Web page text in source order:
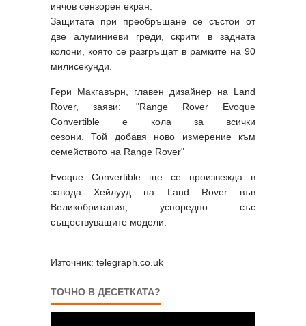
инчов сензорен екран.
Защитата при преобръщане се състои от
две алуминиеви греди, скрити в задната
колони, която се разгръщат в рамките на 90
милисекунди.
Гери Макгавърн, главен дизайнер на Land
Rover, заяви: "Range Rover Evoque
Convertible е кола за всички
сезони. Той добавя ново измерение към
семейството на Range Rover"
Evoque Convertible ще се произвежда в
завода Хейлууд на Land Rover във
Великобритания, успоредно със
съществуващите модели.
Източник: telegraph.co.uk
ТОЧНО В ДЕСЕТКАТА?